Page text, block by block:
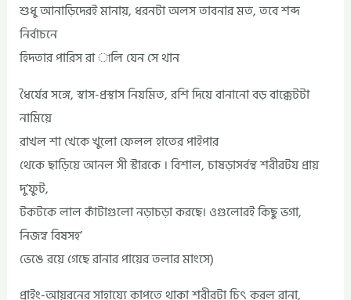
শুধু আনাড়িদেরই মানায়, ধরনটা অলস তাবনার মত, তবে শব্দ
নির্বাচনে
হিদতার পারিস রা ালি যেন সে থান
ধৈর্যের সঙ্গে, স্বাস-প্রস্থাস নিয়মিত, রশি দিয়ে বানানো বড় বাক্কেটটা
নামিয়ে
রাখল শা খেকে খুলো ফেলল হাতের পাইপার
থেকে ছাড়িয়ে আনল সী স্টারকে । বিশাল, চাষড়াসর্বন্থ শরীরটয প্রায়
দু’ফুট,
টকটকে লাল কাঁটাগুলো নড়াচড়া করছে। ওগুলোরই কিছু ভগা,
নিজন্ব বিষসহ’
ভেঙে রয়ে গেছে রানার পায়ের তলার মাংসে)
প্রাইং-আয়রনের সাহায্যে কাপতে থাকা শরীরটা চিৎ করল রানা,